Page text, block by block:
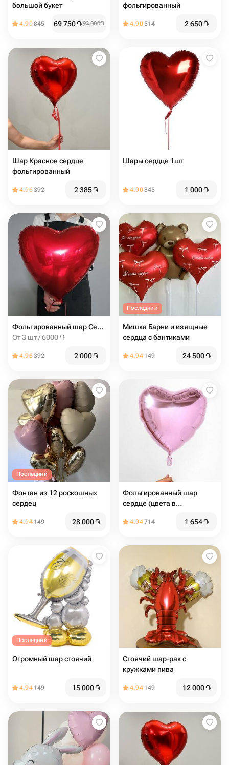
большой букет
4.90845 69 750֏93 000֏
фольгированный
4.90514 2 650֏
Шар Красное сердце
фольгированный
4.96392 2 385֏
Шары сердце 1шт
4.90845 1 000֏
Фольгированный шар Сердце с гелием
От 3 шт / 6000 ֏
4.96392 2 000֏
Последний
Мишка Барни и изящные
сердца с бантиками
4.94 149 24 500֏
Последний
Фонтан из 12 роскошных
сердец
4.94 149 28 000֏
Фольгированный шар
сердце (цвета в
4.94714 1 654֏
Последний
Огромный шар стоячий
4.94 149 15 000֏
Стоячий шар-рак с
кружками пива
4.94 149 12 000֏